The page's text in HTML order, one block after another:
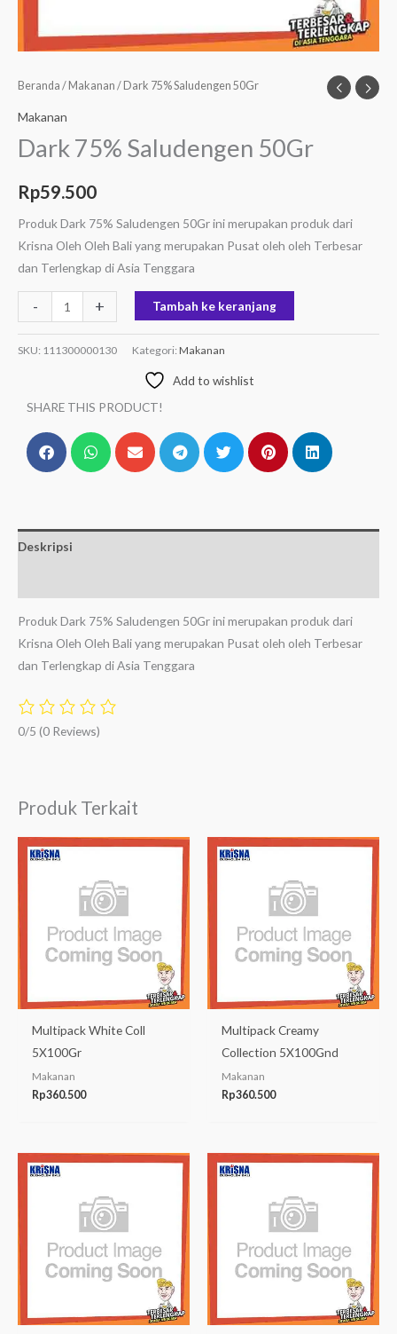
Beranda / Makanan / Dark 75% Saludengen 50Gr
Makanan
Dark 75% Saludengen 50Gr
Rp59.500
Produk Dark 75% Saludengen 50Gr ini merupakan produk dari
Krisna Oleh Oleh Bali yang merupakan Pusat oleh oleh Terbesar
dan Terlengkap di Asia Tenggara
- + Tambah ke keranjang
SKU: 111300000130 Kategori: Makanan
Add to wishlist
SHARE THIS PRODUCT!
Deskripsi
Produk Dark 75% Saludengen 50Gr ini merupakan produk dari
Krisna Oleh Oleh Bali yang merupakan Pusat oleh oleh Terbesar
dan Terlengkap di Asia Tenggara
0/5 (0 Reviews)
Produk Terkait
Multipack White Coll
5X100Gr
Makanan
Rp360.500
Multipack Creamy
Collection 5X100Gnd
Makanan
Rp360.500